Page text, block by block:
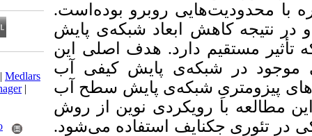
روبرو بوده­‌است.
ابعاد شبکه‌­ی پایش
هدف اصلی این
پایش کیفی آب
پایش سطح آب
نوین از روش
استفاده می‌­شود.
Download citation:
BibTeX| RIS|EndNote|
Medlars
|ProCite Reference Manager|
Send citation to:
Mendeley
Zotero